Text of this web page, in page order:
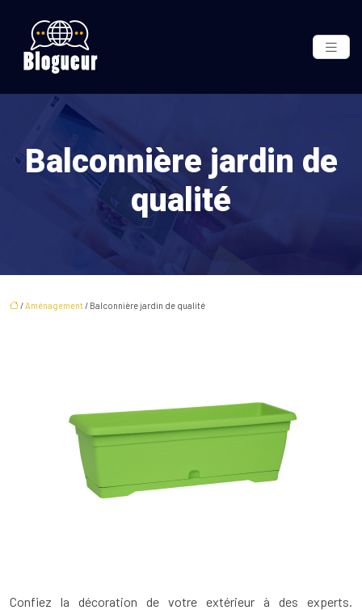
Balconnière jardin de
qualité
/Aménagement/ Balconnière jardin de qualité
Confiez la décoration de votre extérieur à des experts.